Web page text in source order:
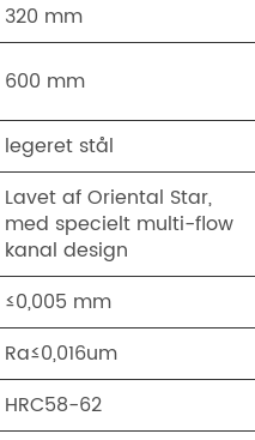
320 mm
600 mm
legeret stål
Lavet af Oriental Star,
med specielt multi-flow
kanal design
≤0,005 mm
Ra≤0,016um
HRC58-62